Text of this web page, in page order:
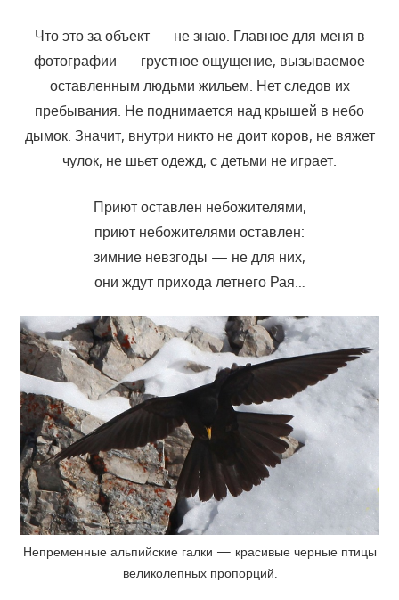
Что это за объект — не знаю. Главное для меня в
фотографии — грустное ощущение, вызываемое
оставленным людьми жильем. Нет следов их
пребывания. Не поднимается над крышей в небо
дымок. Значит, внутри никто не доит коров, не вяжет
чулок, не шьет одежд, с детьми не играет.
Приют оставлен небожителями,
приют небожителями оставлен:
зимние невзгоды — не для них,
они ждут прихода летнего Рая…
Непременные альпийские галки — красивые черные птицы
великолепных пропорций.